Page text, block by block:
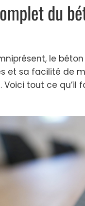
du
le
et sa facilité de
Voici tout ce qu’il